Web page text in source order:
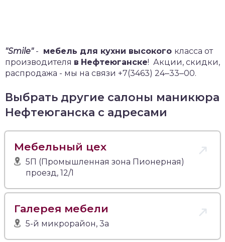
"Smile"- мебель для кухни высокого класса от
производителя в Нефтеюганске! Акции, скидки,
распродажа - мы на связи +7(3463) 24‒33‒00.
Выбрать другие салоны маникюра
Нефтеюганска с адресами
Мебельный цех
5П (Промышленная зона Пионерная)
проезд, 12/1
Галерея мебели
5-й микрорайон, 3а